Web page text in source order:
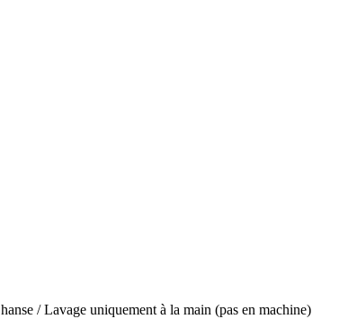
/ Lavage uniquement à la main (pas en machine)